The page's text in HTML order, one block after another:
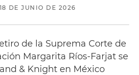
18 DE JUNIO DE 2026
de la Suprema Corte de
Margarita Ríos-Farjat se
& Knight en México